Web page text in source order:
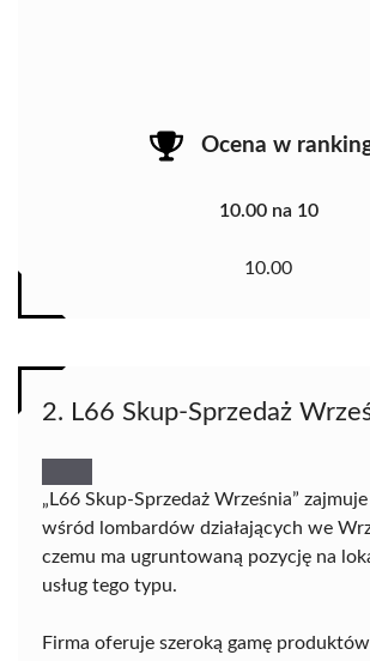
Ocena w
10.00 na 10
10.00
2. L66 Skup-Sprzedaż
„L66 Skup-Sprzedaż Września”
wśród lombardów działających we
czemu ma ugruntowaną pozycję na
usług tego typu.
Firma oferuje szeroką gamę